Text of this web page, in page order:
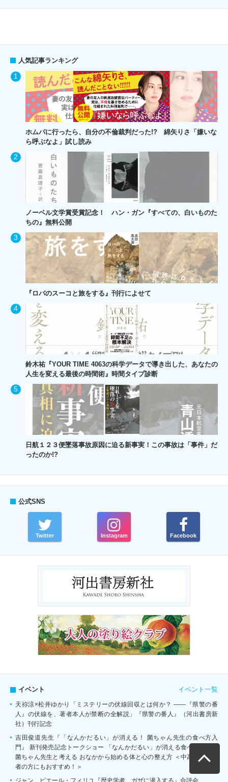
人気記事ランキング
ホムパに行ったら、自分の不倫裁判だった!? 綿矢りさ「嫌いな
ら呼ぶなよ」試し読み
ノーベル文学賞受賞記念！ ハン・ガン『すべての、白いものた
ちの』無料公開
『ロバのスーコと旅をする』刊行によせて
鈴木祐『YOUR TIME 4063の科学データで導き出した、あなたの
人生を変える最後の時間術』時間タイプ診断
日航１２３便墜落事故原因に迫る新事実！この事故は「事件」だ
ったのか!?
公式SNS
Twitter Instagram Facebook
イベント イベント一覧
天祢涼×松井ゆかり「ミステリーの伏線回収とは何か？ ――『県警の番
人』の伏線を、著者本人が禁断の全解説」『県警の番人』（河出書房新
社）刊行記念
吉田俊道先生『「なんかだるい」が消える！ 菌ちゃん先生の食べ方入
門』 新刊発売記念トークショー 「なんかだるい」が消える食べ方とは？
菌ちゃん先生と考える おなかから始める体と心の整え方 ＜中高生の保護
者の方にもおすすめ！＞
ジャン゠ピエール・フィリユ『歴史学者、ガザに潜入する』合評会